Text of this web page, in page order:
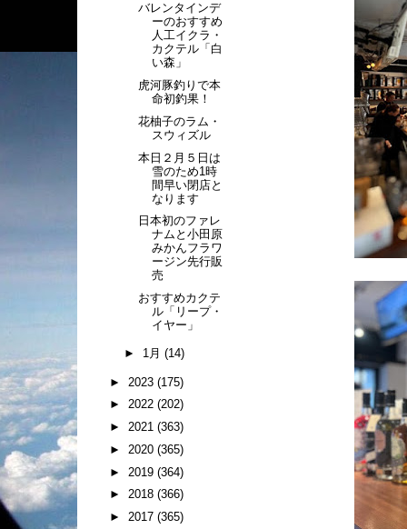
バレンタインデ
ーのおすすめ
人工イクラ・
カクテル「白
い森」
虎河豚釣りで本
命初釣果！
花柚子のラム・
スウィズル
本日２月５日は
雪のため1時
間早い閉店と
なります
日本初のファレ
ナムと小田原
みかんフラワ
ージン先行販
売
おすすめカクテ
ル「リープ・
イヤー」
► 1月 (14)
► 2023 (175)
► 2022 (202)
► 2021 (363)
► 2020 (365)
► 2019 (364)
► 2018 (366)
► 2017 (365)